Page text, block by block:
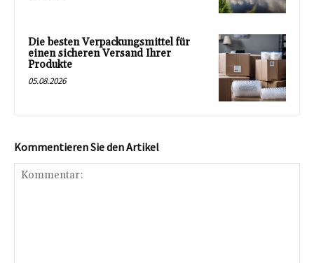
Die besten Verpackungsmittel für
einen sicheren Versand Ihrer
Produkte
05.08.2026
Kommentieren Sie den Artikel